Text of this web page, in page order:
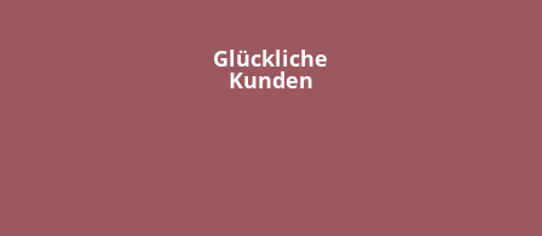
Glückliche
Kunden